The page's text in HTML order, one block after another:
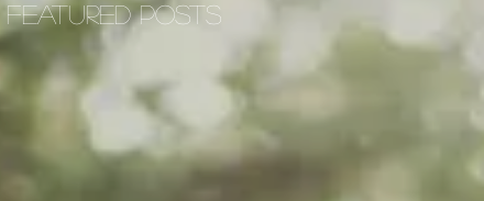
Featured Posts